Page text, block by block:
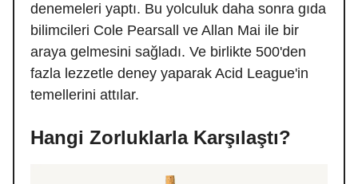
denemeleri yaptı. Bu yolculuk daha sonra gıda
bilimcileri Cole Pearsall ve Allan Mai ile bir
araya gelmesini sağladı. Ve birlikte 500'den
fazla lezzetle deney yaparak Acid League'in
temellerini attılar.
Hangi Zorluklarla Karşılaştı?